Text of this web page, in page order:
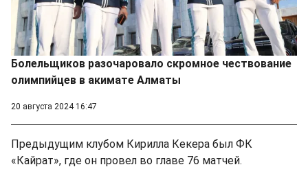
Болельщиков разочаровало скромное чествование
олимпийцев в акимате Алматы
20 августа 2024 16:47
Предыдущим клубом Кирилла Кекера был ФК
«Кайрат», где он провел во главе 76 матчей.